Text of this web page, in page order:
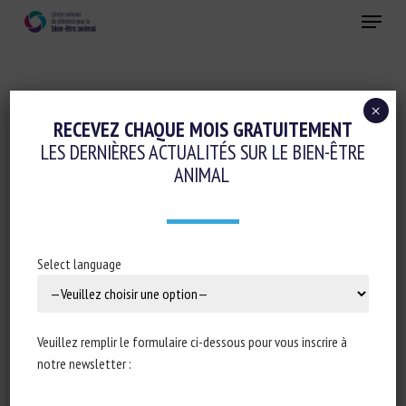
Menu
Conduite d'élevage et relations humain-animal
MANIPULABLE OBJECT AND HUMAN
MODULATION OF EMOTIONAL STATES IN
27 novembre 2020
RECEVEZ CHAQUE MOIS GRATUITEMENT
LES DERNIÈRES ACTUALITÉS SUR LE BIEN-ÊTRE
ANIMAL
Select language
Veuillez remplir le formulaire ci-dessous pour vous inscrire à
notre newsletter :
×